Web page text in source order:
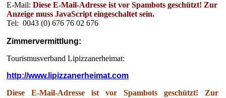
E-Mail: Diese E-Mail-Adresse ist vor Spambots geschützt! Zur
Anzeige muss JavaScript eingeschaltet sein.
Tel: 0043 (0) 676 76 02 676
Zimmervermittlung:
Tourismusverband Lipizzanerheimat:
http://www.lipizzanerheimat.com
Diese E-Mail-Adresse ist vor Spambots geschützt! Zur